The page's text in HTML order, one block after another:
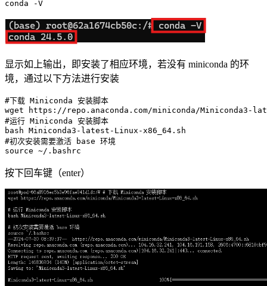
显示如上输出，即安装了相应环境，若没有 miniconda 的环
境，通过以下方法进行安装
#下载 Miniconda 安装脚本
#运行 Miniconda 安装脚本
#初次安装需要激活 base 环境
source
按下回车键（enter）